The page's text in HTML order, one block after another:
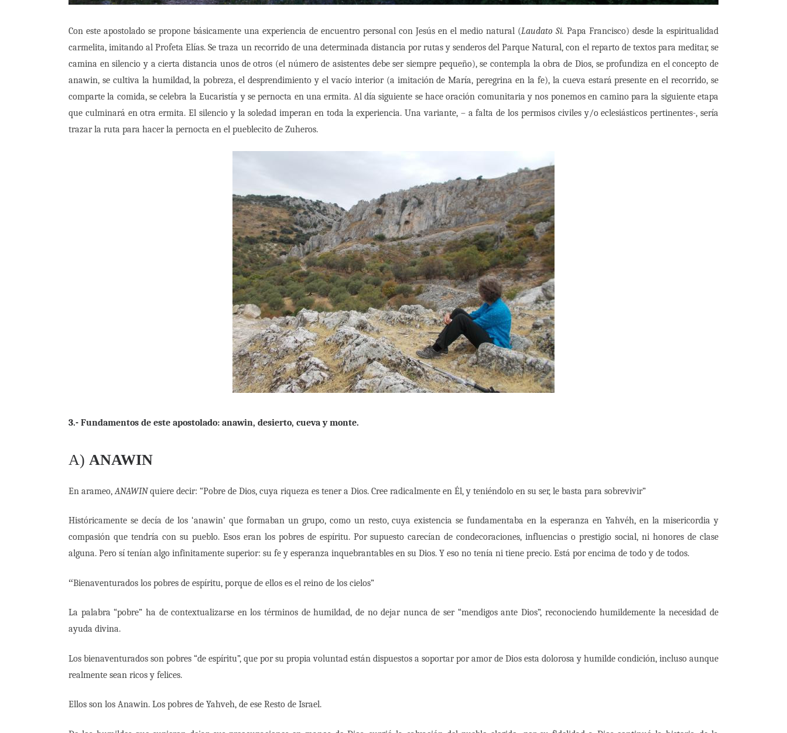
Con este apostolado se propone básicamente una experiencia de encuentro personal con Jesús en el medio natural (Laudato Si. Papa Francisco) desde la espiritualidad
carmelita, imitando al Profeta Elías. Se traza un recorrido de una determinada distancia por rutas y senderos del Parque Natural, con el reparto de textos para meditar, se
camina en silencio y a cierta distancia unos de otros (el número de asistentes debe ser siempre pequeño), se contempla la obra de Dios, se profundiza en el concepto de
anawin, se cultiva la humildad, la pobreza, el desprendimiento y el vacío interior (a imitación de María, peregrina en la fe), la cueva estará presente en el recorrido, se
comparte la comida, se celebra la Eucaristía y se pernocta en una ermita. Al día siguiente se hace oración comunitaria y nos ponemos en camino para la siguiente etapa
que culminará en otra ermita. El silencio y la soledad imperan en toda la experiencia. Una variante, – a falta de los permisos civiles y/o eclesiásticos pertinentes-, sería
trazar la ruta para hacer la pernocta en el pueblecito de Zuheros.
3.- Fundamentos de este apostolado: anawin, desierto, cueva y monte.
A) ANAWIN
En arameo,ANAWINquiere decir: “Pobre de Dios, cuya riqueza es tener a Dios. Cree radicalmente en Él, y teniéndolo en su ser, le basta para sobrevivir”
Históricamente se decía de los ‘anawin’ que formaban un grupo, como un resto, cuya existencia se fundamentaba en la esperanza en Yahvéh, en la misericordia y
compasión que tendría con su pueblo. Esos eran los pobres de espíritu. Por supuesto carecían de condecoraciones, influencias o prestigio social, ni honores de clase
alguna. Pero sí tenían algo infinitamente superior: su fe y esperanza inquebrantables en su Dios. Y eso no tenía ni tiene precio. Está por encima de todo y de todos.
“Bienaventurados los pobres de espíritu, porque de ellos es el reino de los cielos”
La palabra “pobre” ha de contextualizarse en los términos de humildad, de no dejar nunca de ser “mendigos ante Dios”, reconociendo humildemente la necesidad de
ayuda divina.
Los bienaventurados son pobres “de espíritu”, que por su propia voluntad están dispuestos a soportar por amor de Dios esta dolorosa y humilde condición, incluso aunque
realmente sean ricos y felices.
Ellos son los Anawin. Los pobres de Yahveh, de ese Resto de Israel.